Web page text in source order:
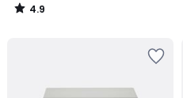
4.9
/